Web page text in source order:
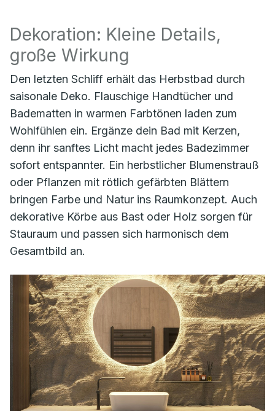
Dekoration: Kleine Details,
große Wirkung
Den letzten Schliff erhält das Herbstbad durch
saisonale Deko. Flauschige Handtücher und
Badematten in warmen Farbtönen laden zum
Wohlfühlen ein. Ergänze dein Bad mit Kerzen,
denn ihr sanftes Licht macht jedes Badezimmer
sofort entspannter. Ein herbstlicher Blumenstrauß
oder Pflanzen mit rötlich gefärbten Blättern
bringen Farbe und Natur ins Raumkonzept. Auch
dekorative Körbe aus Bast oder Holz sorgen für
Stauraum und passen sich harmonisch dem
Gesamtbild an.